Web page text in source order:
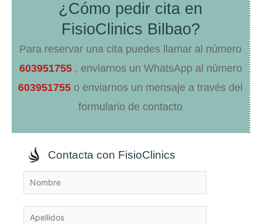
¿Cómo pedir cita en
FisioClinics Bilbao?
Para reservar una cita puedes llamar al número
603951755, enviarnos un WhatsApp al número
603951755 o enviarnos un mensaje a través del
formulario de contacto
Contacta con FisioClinics